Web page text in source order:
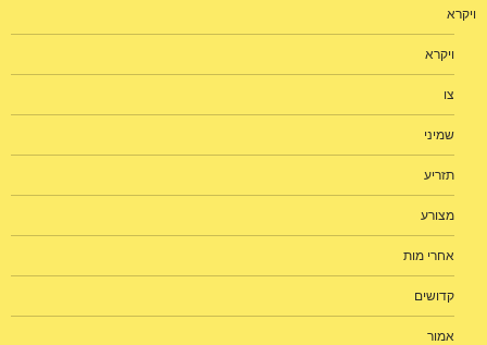
ויקרא
ויקרא
צו
שמיני
תזריע
מצורע
אחרי מות
קדושים
אמור